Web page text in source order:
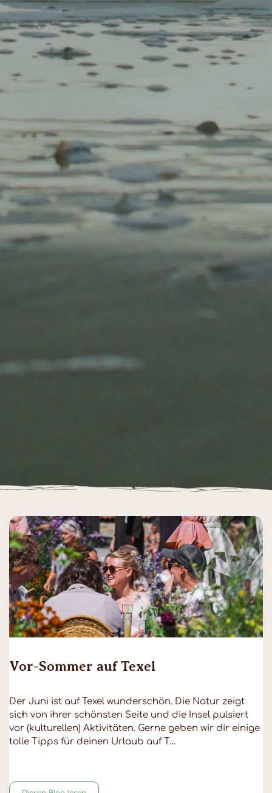
Vor-Sommer auf Texel
Der Juni ist auf Texel wunderschön. Die Natur zeigt
sich von ihrer schönsten Seite und die Insel pulsiert
vor (kulturellen) Aktivitäten. Gerne geben wir dir einige
tolle Tipps für deinen Urlaub auf T…